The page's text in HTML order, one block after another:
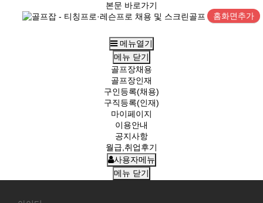
본문 바로가기
홈화면추가
메뉴열기
메뉴 닫기
골프장채용
골프장인재
구인등록(채용)
구직등록(인재)
마이페이지
이용안내
공지사항
월급,취업후기
사용자메뉴
메뉴 닫기